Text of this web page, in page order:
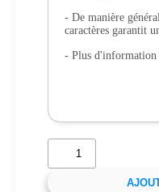
- De manière
caractères garantit
- Plus d'information